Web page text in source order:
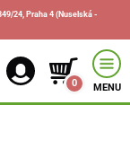
24, Praha 4 (Nuselská -
0 MENU